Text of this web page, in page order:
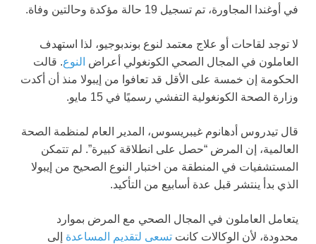
في أوغندا المجاورة، تم تسجيل 19 حالة مؤكدة وحالتين وفاة.
لا توجد لقاحات أو علاج معتمد لنوع بوندبوجيو، لذا استهدف
العاملون في المجال الصحي الكونغولي أعراض النوع. قالت
الحكومة إن خمسة على الأقل قد تعافوا من إيبولا منذ أن أكدت
وزارة الصحة الكونغولية التفشي رسميًا في 15 مايو.
قال تيدروس أدهانوم غيبريسوس، المدير العام لمنظمة الصحة
العالمية، إن المرض “حصل على انطلاقة كبيرة”. لم تتمكن
المستشفيات في المنطقة من اختبار النوع الصحيح من إيبولا
الذي بدأ ينتشر قبل عدة أسابيع من التأكيد.
يتعامل العاملون في المجال الصحي مع المرض بموارد
محدودة، لأن الوكالات كانت تسعى لتقديم المساعدة إلى